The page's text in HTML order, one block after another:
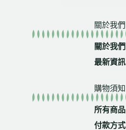
關於我們
關於我們
最新資訊
購物須知
所有商品
付款方式